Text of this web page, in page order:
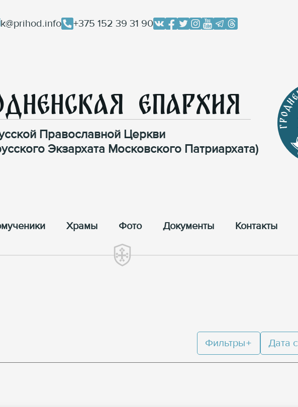
k@prihod.info +375 152 39 31 90
Епархия
Православной Церкви
Экзархата Московского Патриархата)
Храмы Фото Документы Контакты
Фильтры Дата с